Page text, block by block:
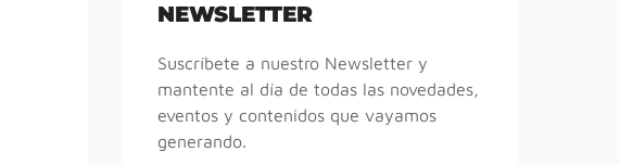
NEWSLETTER
Suscríbete a nuestro Newsletter y
mantente al día de todas las novedades,
eventos y contenidos que vayamos
generando.